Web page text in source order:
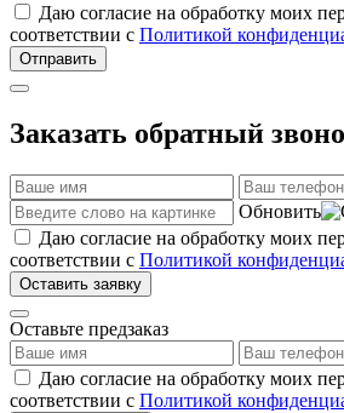
Даю согласие на обработку моих
соответствии с Политикой
Отправить
Заказать обратный
Обновить
Даю согласие на обработку моих
соответствии с Политикой
Оставить заявку
Оставьте предзаказ
Даю согласие на обработку моих
соответствии с Политикой